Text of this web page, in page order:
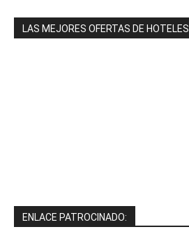
LAS MEJORES OFERTAS DE HOTELES
ENLACE PATROCINADO: